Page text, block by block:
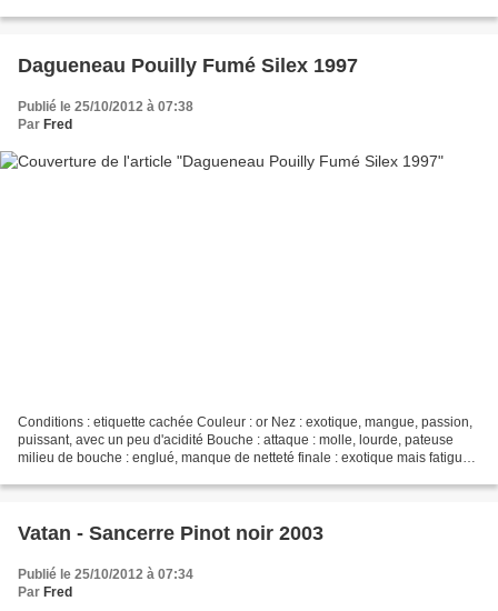
Dagueneau Pouilly Fumé Silex 1997
Publié le 25/10/2012 à 07:38
Par Fred
Conditions : etiquette cachée Couleur : or Nez : exotique, mangue, passion,
puissant, avec un peu d'acidité Bouche : attaque : molle, lourde, pateuse
milieu de bouche : englué, manque de netteté finale : exotique mais fatigué
Vatan - Sancerre Pinot noir 2003
Publié le 25/10/2012 à 07:34
Par Fred